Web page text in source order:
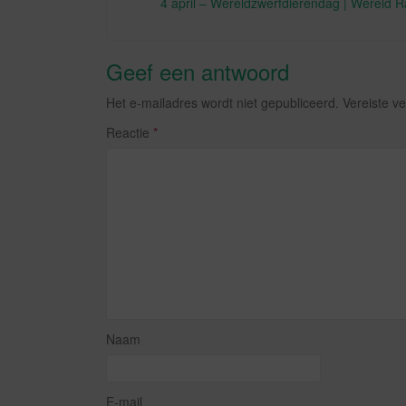
Geef een antwoord
Het e-mailadres wordt niet gepubliceerd. Vereiste
Reactie *
Naam
E-mail